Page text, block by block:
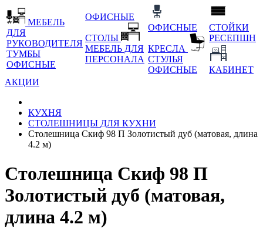
МЕБЕЛЬ
ДЛЯ
РУКОВОДИТЕЛЯ
ТУМБЫ
ОФИСНЫЕ
ОФИСНЫЕ
СТОЛЫ
МЕБЕЛЬ ДЛЯ
ПЕРСОНАЛА
ОФИСНЫЕ
КРЕСЛА
СТУЛЬЯ
ОФИСНЫЕ
СТОЙКИ
РЕСЕПШН
КАБИНЕТ
АКЦИИ
КУХНЯ
СТОЛЕШНИЦЫ ДЛЯ КУХНИ
Столешница Скиф 98 П Золотистый дуб (матовая, длина
4.2 м)
Столешница Скиф 98 П
Золотистый дуб (матовая,
длина 4.2 м)